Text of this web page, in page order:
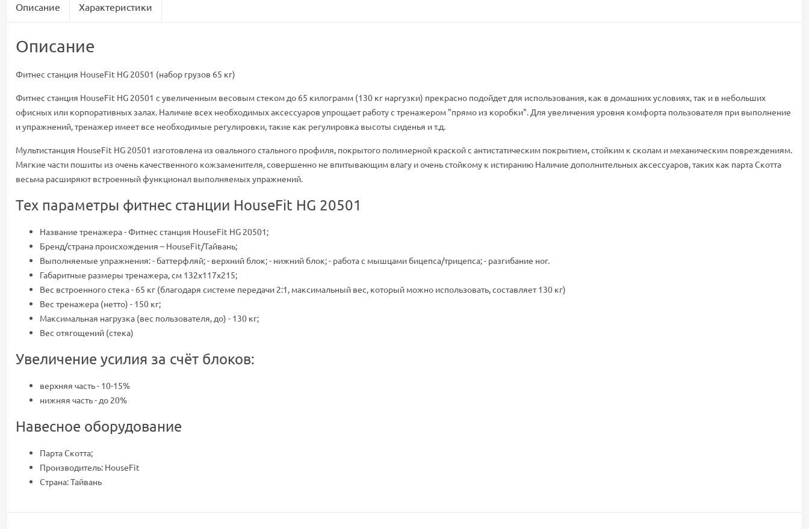
Описание Характеристики
Описание
Фитнес станция HouseFit HG 20501 (набор грузов 65 кг)
Фитнес станция HouseFit HG 20501 с увеличенным весовым стеком до 65 килограмм (130 кг наргузки) прекрасно подойдет для использования, как в домашних условиях, так и в небольших
офисных или корпоративных залах. Наличие всех необходимых аксессуаров упрощает работу с тренажером "прямо из коробки". Для увеличения уровня комфорта пользователя при выполнение
и упражнений, тренажер имеет все необходимые регулировки, такие как регулировка высоты сиденья и т.д.
Мультистанция HouseFit HG 20501 изготовлена из овального стального профиля, покрытого полимерной краской с антистатическим покрытием, стойким к сколам и механическим повреждениям.
Мягкие части пошиты из очень качественного кожзаменителя, совершенно не впитывающим влагу и очень стойкому к истиранию Наличие дополнительных аксессуаров, таких как парта Скотта
весьма расширяют встроенный функционал выполняемых упражнений.
Тех параметры фитнес станции HouseFit HG 20501
Название тренажера - Фитнес станция HouseFit HG 20501;
Бренд/страна происхождения – HouseFit/Тайвань;
Выполняемые упражнения: - баттерфляй; - верхний блок; - нижний блок; - работа с мышцами бицепса/трицепса; - разгибание ног.
Габаритные размеры тренажера, см 132x117x215;
Вес встроенного стека - 65 кг (благодаря системе передачи 2:1, максимальный вес, который можно использовать, составляет 130 кг)
Вес тренажера (нетто) - 150 кг;
Максимальная нагрузка (вес пользователя, до) - 130 кг;
Вес отягощений (стека)
Увеличение усилия за счёт блоков:
верхняя часть - 10-15%
нижняя часть - до 20%
Навесное оборудование
Парта Скотта;
Производитель: HouseFit
Страна: Тайвань